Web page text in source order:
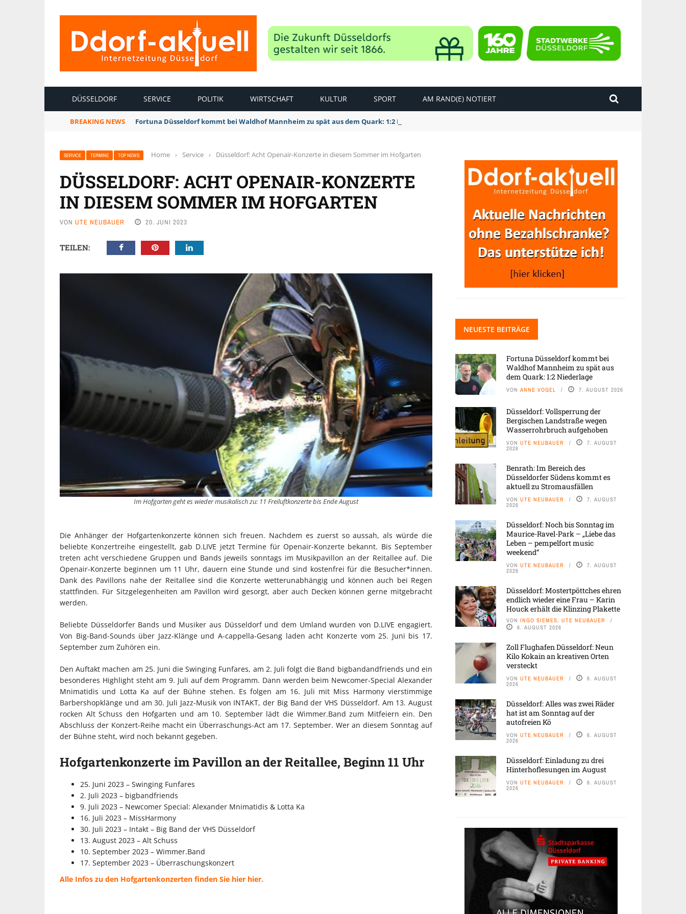
DÜSSELDORF SERVICE POLITIK WIRTSCHAFT KULTUR SPORT AM RAND(E) NOTIERT
BREAKING NEWS Fortuna Düsseldorf kommt bei Waldhof Mannheim zu spät aus dem Quark: 1:2 Niederlage
SERVICE TERMINE TOP NEWS Home › Service › Düsseldorf: Acht Openair-Konzerte in diesem Sommer im Hofgarten
DÜSSELDORF: ACHT OPENAIR-KONZERTE
IN DIESEM SOMMER IM HOFGARTEN
VON UTE NEUBAUER 20. JUNI 2023
TEILEN:
Im Hofgarten geht es wieder musikalisch zu: 11 Freiluftkonzerte bis Ende August
Die Anhänger der Hofgartenkonzerte können sich freuen. Nachdem es zuerst so aussah, als würde die
beliebte Konzertreihe eingestellt, gab D.LIVE jetzt Termine für Openair-Konzerte bekannt. Bis September
treten acht verschiedene Gruppen und Bands jeweils sonntags im Musikpavillon an der Reitallee auf. Die
Openair-Konzerte beginnen um 11 Uhr, dauern eine Stunde und sind kostenfrei für die Besucher*innen.
Dank des Pavillons nahe der Reitallee sind die Konzerte wetterunabhängig und können auch bei Regen
stattfinden. Für Sitzgelegenheiten am Pavillon wird gesorgt, aber auch Decken können gerne mitgebracht
werden.
Beliebte Düsseldorfer Bands und Musiker aus Düsseldorf und dem Umland wurden von D.LIVE engagiert.
Von Big-Band-Sounds über Jazz-Klänge und A-cappella-Gesang laden acht Konzerte vom 25. Juni bis 17.
September zum Zuhören ein.
Den Auftakt machen am 25. Juni die Swinging Funfares, am 2. Juli folgt die Band bigbandandfriends und ein
besonderes Highlight steht am 9. Juli auf dem Programm. Dann werden beim Newcomer-Special Alexander
Mnimatidis und Lotta Ka auf der Bühne stehen. Es folgen am 16. Juli mit Miss Harmony vierstimmige
Barbershopklänge und am 30. Juli Jazz-Musik von INTAKT, der Big Band der VHS Düsseldorf. Am 13. August
rocken Alt Schuss den Hofgarten und am 10. September lädt die Wimmer.Band zum Mitfeiern ein. Den
Abschluss der Konzert-Reihe macht ein Überraschungs-Act am 17. September. Wer an diesem Sonntag auf
der Bühne steht, wird noch bekannt gegeben.
Hofgartenkonzerte im Pavillon an der Reitallee, Beginn 11 Uhr
25. Juni 2023 – Swinging Funfares
2. Juli 2023 – bigbandfriends
9. Juli 2023 – Newcomer Special: Alexander Mnimatidis & Lotta Ka
16. Juli 2023 – MissHarmony
30. Juli 2023 – Intakt – Big Band der VHS Düsseldorf
13. August 2023 – Alt Schuss
10. September 2023 – Wimmer.Band
17. September 2023 – Überraschungskonzert
Alle Infos zu den Hofgartenkonzerten finden Sie hier hier.
NEUESTE BEITRÄGE
Fortuna Düsseldorf kommt bei
Waldhof Mannheim zu spät aus
dem Quark: 1:2 Niederlage
VON ANNE VOGEL 7. AUGUST 2026
Düsseldorf: Vollsperrung der
Bergischen Landstraße wegen
Wasserrohrbruch aufgehoben
VON UTE NEUBAUER 7. AUGUST
2026
Benrath: Im Bereich des
Düsseldorfer Südens kommt es
aktuell zu Stromausfällen
VON UTE NEUBAUER 7. AUGUST
2026
Düsseldorf: Noch bis Sonntag im
Maurice-Ravel-Park – „Liebe das
Leben – pempelfort music
weekend“
VON UTE NEUBAUER 7. AUGUST
2026
Düsseldorf: Mostertpöttches ehren
endlich wieder eine Frau – Karin
Houck erhält die Klinzing Plakette
VON INGO SIEMES, UTE NEUBAUER
6. AUGUST 2026
Zoll Flughafen Düsseldorf: Neun
Kilo Kokain an kreativen Orten
versteckt
VON UTE NEUBAUER 6. AUGUST
2026
Düsseldorf: Alles was zwei Räder
hat ist am Sonntag auf der
autofreien Kö
VON UTE NEUBAUER 6. AUGUST
2026
Düsseldorf: Einladung zu drei
Hinterhoflesungen im August
VON UTE NEUBAUER 6. AUGUST
2026